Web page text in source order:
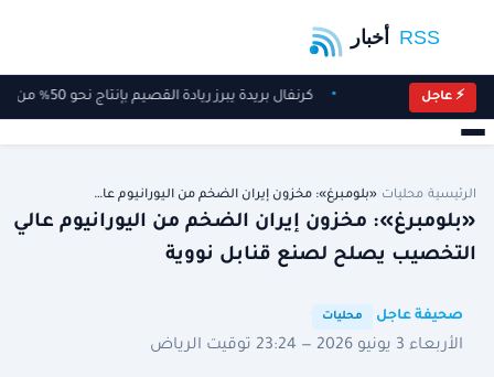
⚡ عاجل كرنفال بريدة يبرز ريادة القصيم بإنتاج نحو 50% من تمور المملكة
الرئيسية محليات «بلومبرغ»: مخزون إيران الضخم من اليورانيوم عا…
«بلومبرغ»: مخزون إيران الضخم من اليورانيوم عالي
التخصيب يصلح لصنع قنابل نووية
صحيفة عاجل محليات
الأربعاء 3 يونيو 2026 — 23:24 توقيت الرياض